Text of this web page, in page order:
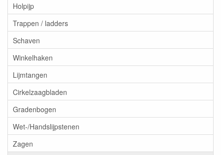
Holpijp
Trappen / ladders
Schaven
Winkelhaken
Lijmtangen
Cirkelzaagbladen
Gradenbogen
Wet-/Handslijpstenen
Zagen